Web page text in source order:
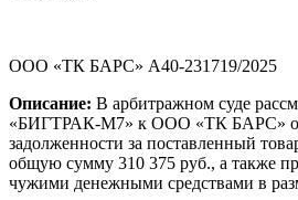
ООО «ТК БАРС» А40-231719/2025
Описание: В арбитражном суде
«БИГТРАК-М7» к ООО «ТК БАРС» о
задолженности за поставленный
общую сумму 310 375 руб., а также
чужими денежными средствами в